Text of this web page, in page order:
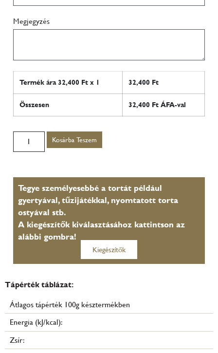
Megjegyzés
Termék ára32,400 Ft x 1 32,400 Ft
Összesen 32,400 Ft ÁFA-val
Kosárba Teszem
Tegye személyesebbé a tortát például
gyertyával, tűzijátékkal, nyomtatott torta
ostyával stb.
A kiegészítők kiválasztásához kattintson az
alábbi gombra!
Kiegészítők
Tápérték táblázat:
Átlagos tápérték 100g késztermékben
Energia (kJ/kcal):
Zsír: